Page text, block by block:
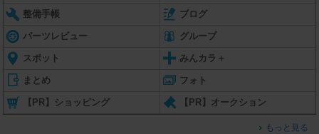
整備手帳 ブログ
パーツレビュー グループ
スポット みんカラ＋
まとめ フォト
【PR】ショッピング 【PR】オークション
もっと見る